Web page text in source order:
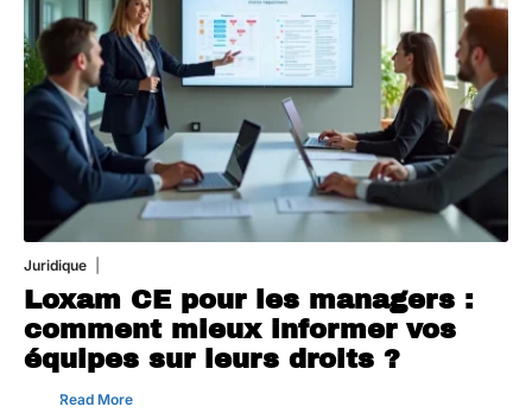
Juridique
Loxam CE pour les managers :
comment mieux informer vos
équipes sur leurs droits ?
Read More